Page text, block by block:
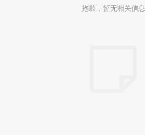
抱歉，暂无相关信息